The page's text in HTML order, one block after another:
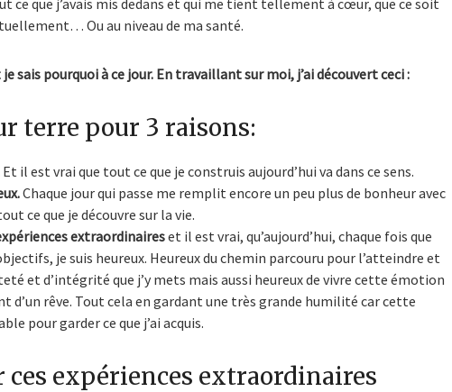
ce que j’avais mis dedans et qui me tient tellement à cœur, que ce soit
Ou au niveau de ma santé.
sais pourquoi à ce jour. En travaillant sur moi, j’ai découvert ceci :
terre pour 3 raisons:
Et il est vrai que tout ce que je construis aujourd’hui va dans ce sens.
Chaque jour qui passe me remplit encore un peu plus de bonheur avec
ce que je découvre sur la vie.
extraordinaireset il est vrai, qu’aujourd’hui, chaque fois que
je suis heureux. Heureux du chemin parcouru pour l’atteindre et
et d’intégrité que j’y mets mais aussi heureux de vivre cette émotion
d’un rêve. Tout cela en gardant une très grande humilité car cette
pour garder ce que j’ai acquis.
ces expériences extraordinaires